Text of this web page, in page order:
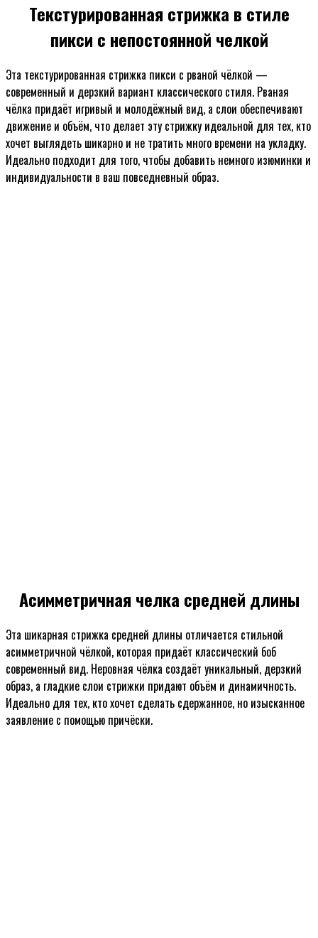
Текстурированная стрижка в стиле
пикси с непостоянной челкой
Эта текстурированная стрижка пикси с рваной чёлкой —
современный и дерзкий вариант классического стиля. Рваная
чёлка придаёт игривый и молодёжный вид, а слои обеспечивают
движение и объём, что делает эту стрижку идеальной для тех, кто
хочет выглядеть шикарно и не тратить много времени на укладку.
Идеально подходит для того, чтобы добавить немного изюминки и
индивидуальности в ваш повседневный образ.
Асимметричная челка средней длины
Эта шикарная стрижка средней длины отличается стильной
асимметричной чёлкой, которая придаёт классический боб
современный вид. Неровная чёлка создаёт уникальный, дерзкий
образ, а гладкие слои стрижки придают объём и динамичность.
Идеально для тех, кто хочет сделать сдержанное, но изысканное
заявление с помощью причёски.